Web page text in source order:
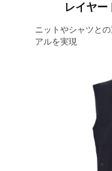
レイヤー
ニットやシャツと
アルを実現